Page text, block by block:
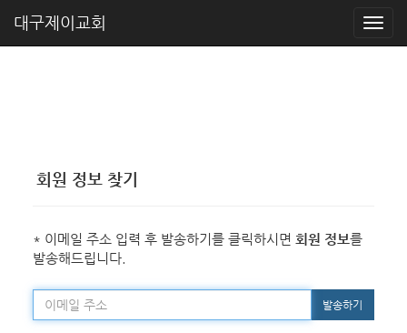
대구제이교회
회원 정보 찾기
* 이메일 주소 입력 후 발송하기를 클릭하시면 회원 정보를
발송해드립니다.
발송하기